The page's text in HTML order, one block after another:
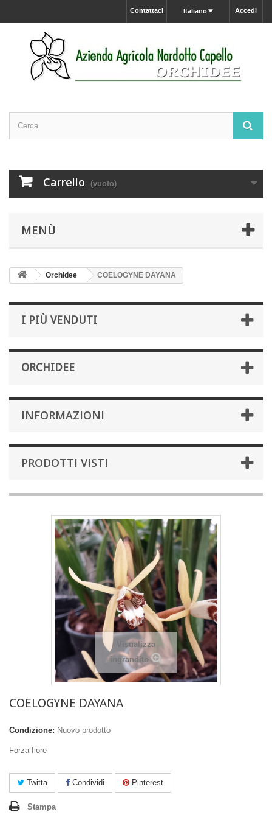
Accedi
Italiano
Contattaci
Carrello (vuoto)
MENÙ
Orchidee COELOGYNE DAYANA
I PIÙ VENDUTI
ORCHIDEE
INFORMAZIONI
PRODOTTI VISTI
Visualizza
ingrandito
COELOGYNE DAYANA
Condizione: Nuovo prodotto
Forza fiore
Twitta Condividi Pinterest
Stampa